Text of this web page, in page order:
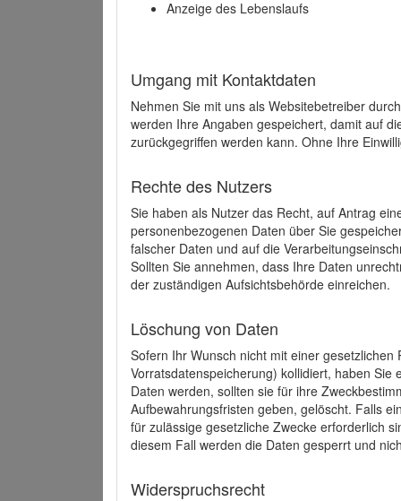
Anzeige des Lebenslaufs
Umgang mit Kontaktdaten
Nehmen Sie mit uns als Websitebetreiber
werden Ihre Angaben gespeichert, damit auf
zurückgegriffen werden kann. Ohne Ihre
Rechte des Nutzers
Sie haben als Nutzer das Recht, auf Antrag
personenbezogenen Daten über Sie
falscher Daten und auf die
Sollten Sie annehmen, dass Ihre Daten
der zuständigen Aufsichtsbehörde einreichen.
Löschung von Daten
Sofern Ihr Wunsch nicht mit einer
Vorratsdatenspeicherung) kollidiert, haben
Daten werden, sollten sie für ihre
Aufbewahrungsfristen geben, gelöscht. Falls
für zulässige gesetzliche Zwecke erforderlich
diesem Fall werden die Daten gesperrt und
Widerspruchsrecht